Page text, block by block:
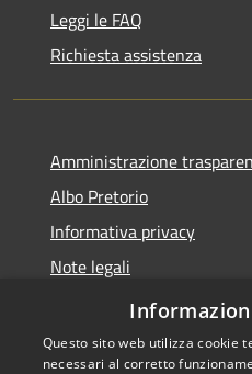
Leggi le FAQ
Richiesta assistenza
Amministrazione
Albo Pretorio
Informativa privacy
Note legali
Dichiarazione di
Questo sito web utilizza cookie
necessari al corretto